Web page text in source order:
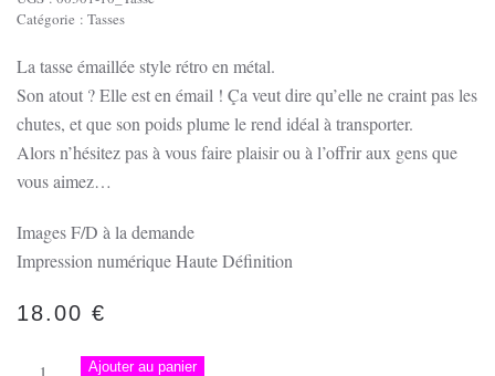
Catégorie : Tasses
La tasse émaillée style rétro en métal.
Son atout ? Elle est en émail ! Ça veut dire qu’elle ne craint pas les
chutes, et que son poids plume le rend idéal à transporter.
Alors n’hésitez pas à vous faire plaisir ou à l’offrir aux gens que
vous aimez…
Images F/D à la demande
Impression numérique Haute Définition
18.00 €
quantité
Ajouter au panier